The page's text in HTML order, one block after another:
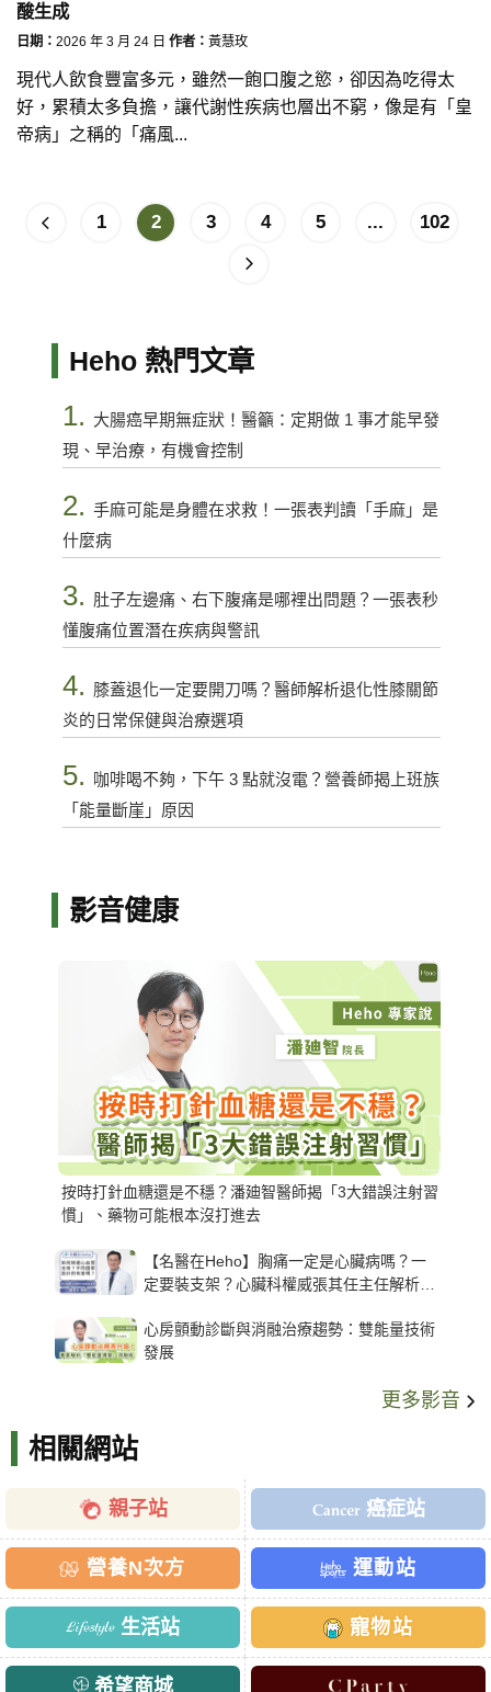
酸生成
日期： 2026 年 3 月 24 日 作者： 黃慧玫
現代人飲食豐富多元，雖然一飽口腹之慾，卻因為吃得太
好，累積太多負擔，讓代謝性疾病也層出不窮，像是有「皇
帝病」之稱的「痛風...
1 2 3 4 5 ... 102
Heho 熱門文章
1. 大腸癌早期無症狀！醫籲：定期做 1 事才能早發
現、早治療，有機會控制
2. 手麻可能是身體在求救！一張表判讀「手麻」是
什麼病
3. 肚子左邊痛、右下腹痛是哪裡出問題？一張表秒
懂腹痛位置潛在疾病與警訊
4. 膝蓋退化一定要開刀嗎？醫師解析退化性膝關節
炎的日常保健與治療選項
5.
咖啡喝不夠，下午 3 點就沒電？營養師揭上班族
「能量斷崖」原因
影音健康
按時打針血糖還是不穩？潘廸智醫師揭「3大錯誤注射習
慣」、藥物可能根本沒打進去
【名醫在Heho】胸痛一定是心臟病嗎？一
定要裝支架？心臟科權威張其任主任解析支
心房顫動診斷與消融治療趨勢：雙能量技術
發展
更多影音
相關網站
親子站 癌症站
營養N次方 運動站
生活站 寵物站
希望商城